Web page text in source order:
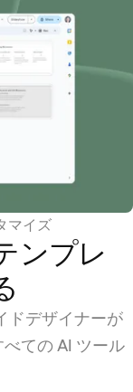
マイズ
ンプレ
ドデザイナーが
ての AI ツール